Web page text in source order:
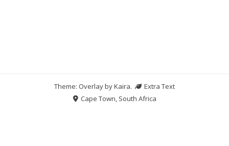
Theme: Overlay byKaira.
Extra Text
Cape Town, South Africa